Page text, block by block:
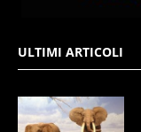
ULTIMI ARTICOLI